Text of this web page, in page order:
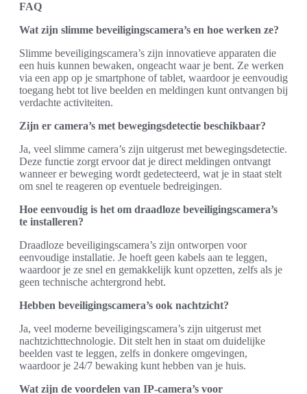
FAQ
Wat zijn slimme beveiligingscamera’s en hoe werken ze?
Slimme beveiligingscamera’s zijn innovatieve apparaten die
een huis kunnen bewaken, ongeacht waar je bent. Ze werken
via een app op je smartphone of tablet, waardoor je eenvoudig
toegang hebt tot live beelden en meldingen kunt ontvangen bij
verdachte activiteiten.
Zijn er camera’s met bewegingsdetectie beschikbaar?
Ja, veel slimme camera’s zijn uitgerust met bewegingsdetectie.
Deze functie zorgt ervoor dat je direct meldingen ontvangt
wanneer er beweging wordt gedetecteerd, wat je in staat stelt
om snel te reageren op eventuele bedreigingen.
Hoe eenvoudig is het om draadloze beveiligingscamera’s
te installeren?
Draadloze beveiligingscamera’s zijn ontworpen voor
eenvoudige installatie. Je hoeft geen kabels aan te leggen,
waardoor je ze snel en gemakkelijk kunt opzetten, zelfs als je
geen technische achtergrond hebt.
Hebben beveiligingscamera’s ook nachtzicht?
Ja, veel moderne beveiligingscamera’s zijn uitgerust met
nachtzichttechnologie. Dit stelt hen in staat om duidelijke
beelden vast te leggen, zelfs in donkere omgevingen,
waardoor je 24/7 bewaking kunt hebben van je huis.
Wat zijn de voordelen van IP-camera’s voor